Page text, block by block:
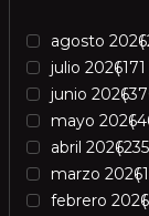
agosto 2026
julio 2026171
junio 2026
mayo 2026
abril 2026235
marzo 2026
febrero 2026